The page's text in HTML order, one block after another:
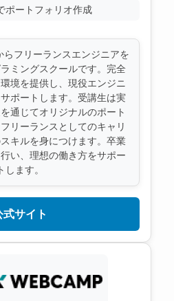
ポートフォリオ作成
フリーランスエンジニアを
ミングスクールです。完全
境を提供し、現役エンジニ
ポートします。受講生は実
通じてオリジナルのポート
リーランスとしてのキャリ
キルを身につけます。卒業
い、理想の働き方をサポー
トします。
式サイト